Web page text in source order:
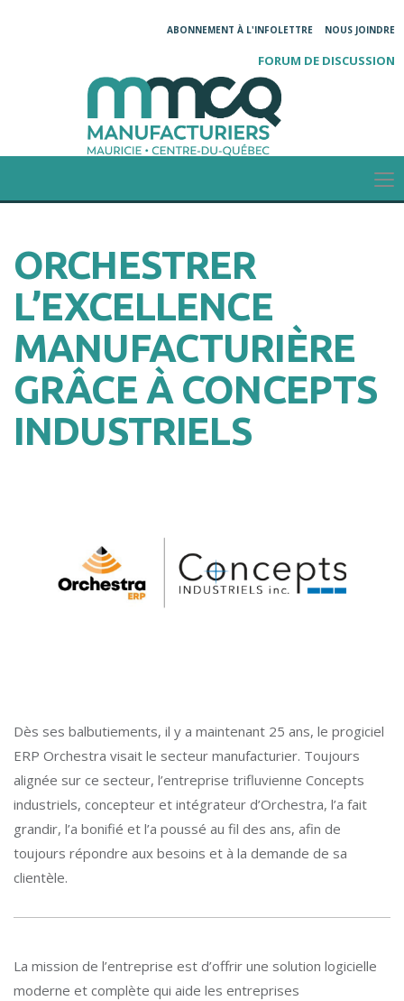
ABONNEMENT À L'INFOLETTRE NOUS JOINDRE
FORUM DE DISCUSSION
ORCHESTRER
L’EXCELLENCE
MANUFACTURIÈRE
GRÂCE À CONCEPTS
INDUSTRIELS
Dès ses balbutiements, il y a maintenant 25 ans, le progiciel
ERP Orchestra visait le secteur manufacturier. Toujours
alignée sur ce secteur, l’entreprise trifluvienne Concepts
industriels, concepteur et intégrateur d’Orchestra, l’a fait
grandir, l’a bonifié et l’a poussé au fil des ans, afin de
toujours répondre aux besoins et à la demande de sa
clientèle.
La mission de l’entreprise est d’offrir une solution logicielle
moderne et complète qui aide les entreprises